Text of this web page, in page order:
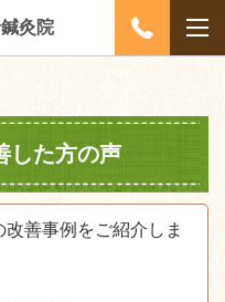
灸院
した方の声
善事例をご紹介しま